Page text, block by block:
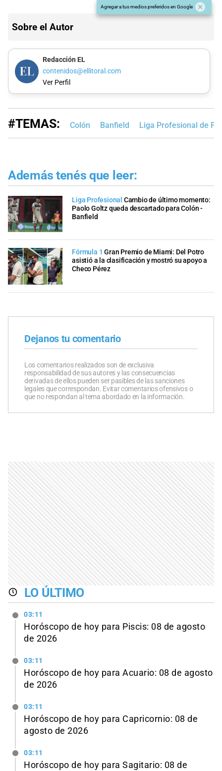
Agregar a tus medios preferidos en Google
Sobre el Autor
Redacción EL
contenidos@ellitoral.com
Ver Perfil
#TEMAS: Colón Banfield Liga Profesional de
Además tenés que leer:
Liga Profesional Cambio de último momento:
Paolo Goltz queda descartado para Colón -
Banfield
Fórmula 1 Gran Premio de Miami: Del Potro
asistió a la clasificación y mostró su apoyo a
Checo Pérez
Dejanos tu comentario
Los comentarios realizados son de exclusiva
responsabilidad de sus autores y las consecuencias
derivadas de ellos pueden ser pasibles de las sanciones
legales que correspondan. Evitar comentarios ofensivos o
que no respondan al tema abordado en la información.
LO ÚLTIMO
03:11
Horóscopo de hoy para Piscis: 08 de agosto
de 2026
03:11
Horóscopo de hoy para Acuario: 08 de agosto
de 2026
03:11
Horóscopo de hoy para Capricornio: 08 de
agosto de 2026
03:11
Horóscopo de hoy para Sagitario: 08 de